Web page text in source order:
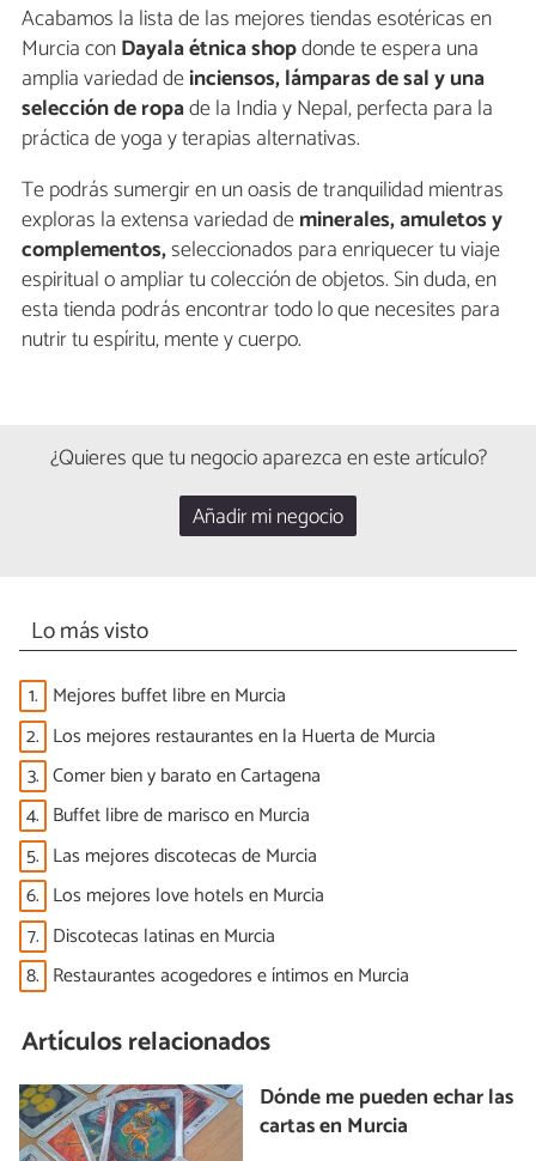
Acabamos la lista de las mejores tiendas esotéricas en
Murcia conDayala étnica shopdonde te espera una
amplia variedad deinciensos, lámparas de sal y una
selección de ropade la India y Nepal, perfecta para la
práctica de yoga y terapias alternativas.
Te podrás sumergir en un oasis de tranquilidad mientras
exploras la extensa variedad deminerales, amuletos y
complementos,seleccionados para enriquecer tu viaje
espiritual o ampliar tu colección de objetos. Sin duda, en
esta tienda podrás encontrar todo lo que necesites para
nutrir tu espíritu, mente y cuerpo.
¿Quieres que tu negocio aparezca en este artículo?
Añadir mi negocio
Lo más visto
1. Mejores buffet libre en Murcia
2. Los mejores restaurantes en la Huerta de Murcia
3. Comer bien y barato en Cartagena
4. Buffet libre de marisco en Murcia
5. Las mejores discotecas de Murcia
6. Los mejores love hotels en Murcia
7. Discotecas latinas en Murcia
8. Restaurantes acogedores e íntimos en Murcia
Artículos relacionados
Dónde me pueden echar las
cartas en Murcia